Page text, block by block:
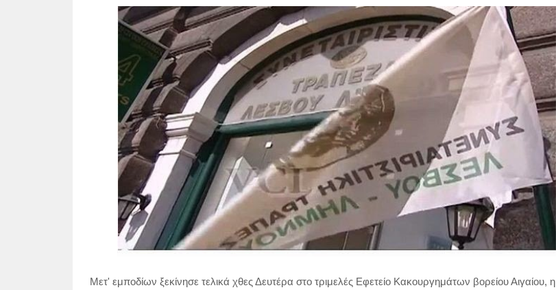
Μετ' εμποδίων ξεκίνησε τελικά χθες Δευτέρα στο τριμελές Εφετείο Κακουργημάτων βορείου Αιγαίου, η